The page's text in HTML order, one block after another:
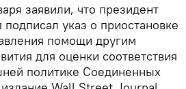
заявили, что президент
указ о приостановке
помощи другим
для оценки соответствия
политике Соединенных